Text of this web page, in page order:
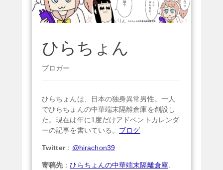
ひらちょん
ブロガー
ひらちょんは、日本の独身異常男性。一人
でひらちょんの中華端末隔離倉庫を創設し
た。現在は年に1度だけアドベントカレンダ
ーの記事を書いている。 ブログ
Twitter： @hirachon39
寄稿先 ：ひらちょんの中華端末隔離倉庫、